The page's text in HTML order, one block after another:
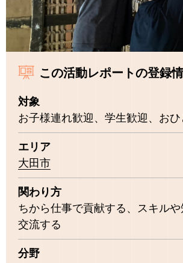
この活動レポートの登録
対象
お子様連れ歓迎、学生歓迎、お
エリア
大田市
関わり方
ちから仕事で貢献する、スキル
交流する
分野